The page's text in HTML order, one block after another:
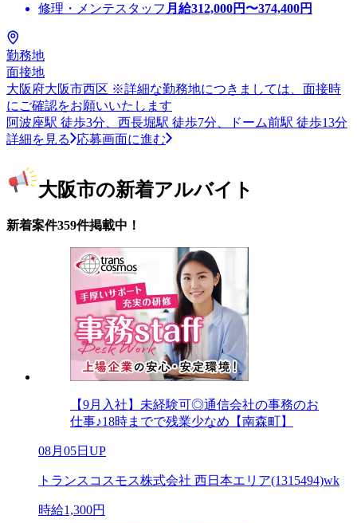
修理・メンテスタッフ 月給312,000円〜374,400円
勤務地
面接地
大阪府大阪市西区 ※詳細な勤務地につきましては、面接時
にご確認をお願いいたします
阿波座駅 徒歩3分、西長堀駅 徒歩7分、ドーム前駅 徒歩13分
詳細を見る
応募画面に進む
大阪市の新着アルバイト
新着案件359件掲載中！
【9月入社】未経験可◎通信会社の事務のお
仕事♪18時までで残業少なめ【南森町】
08月05日UP
トランスコスモス株式会社 西日本エリア(1315494)wk
時給1,300円